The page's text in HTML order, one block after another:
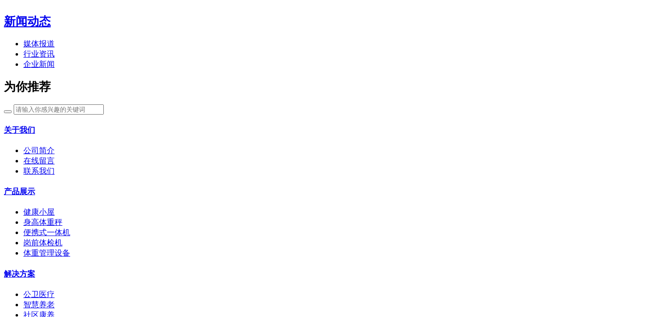
新闻动态
媒体报道
行业资讯
企业新闻
为你推荐
关于我们
公司简介
在线留言
联系我们
产品展示
健康小屋
身高体重秤
便携式一体机
岗前体检机
体重管理设备
解决方案
公卫医疗
智慧养老
社区康养